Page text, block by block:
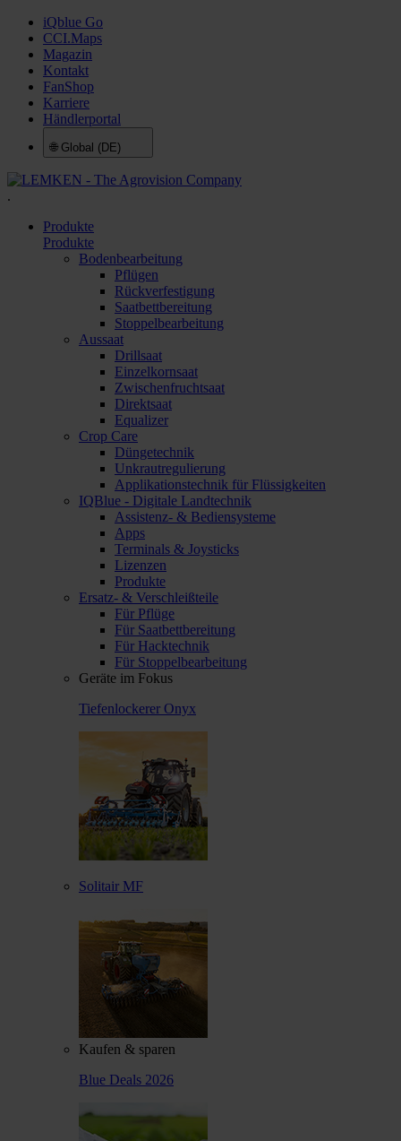
iQblue Go
CCI.Maps
Magazin
Kontakt
FanShop
Karriere
Händlerportal
🌐 Global (DE)
.
Produkte
Produkte
Bodenbearbeitung
Pflügen
Rückverfestigung
Saatbettbereitung
Stoppelbearbeitung
Aussaat
Drillsaat
Einzelkornsaat
Zwischenfruchtsaat
Direktsaat
Equalizer
Crop Care
Düngetechnik
Unkrautregulierung
Applikationstechnik für Flüssigkeiten
IQBlue - Digitale Landtechnik
Assistenz- & Bediensysteme
Apps
Terminals & Joysticks
Lizenzen
Produkte
Ersatz- & Verschleißteile
Für Pflüge
Für Saatbettbereitung
Für Hacktechnik
Für Stoppelbearbeitung
Geräte im Fokus
Tiefenlockerer Onyx
Solitair MF
Kaufen & sparen
Blue Deals 2026